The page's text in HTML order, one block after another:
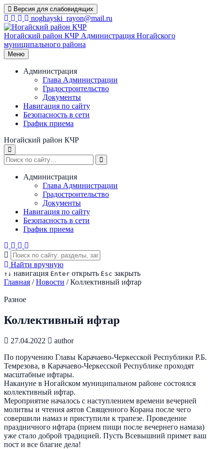
Перейти
к
содержимому
Версия для слабовидящих
noghayski_rayon@mail.ru
Ногайский район КЧР Администрация Ногайского
муниципального района
Меню
Администрация
Глава Администрации
Градостроительство
Документы
Навигация по сайту
Безопасность в сети
График приема
Ногайский район КЧР
Администрация
Глава Администрации
Градостроительство
Документы
Навигация по сайту
Безопасность в сети
График приема
Найти вручную
↑ ↓ навигация Enter открыть Esc закрыть
Главная / Новости / Коллективный ифтар
Разное
Коллективный ифтар
27.04.2022
author
По поручению Главы Карачаево-Черкесской Республики Р.Б.
Темрезова, в Карачаево-Черкесской Республике проходят
масштабные ифтары.
Накануне в Ногайском муниципальном районе состоялся
коллективный ифтар.
Мероприятие началось с наступлением времени вечерней
молитвы и чтения аятов Священного Корана после чего
совершили намаз и приступили к трапезе. Проведение
праздничного ифтара (прием пищи после вечернего намаза)
уже стало доброй традицией. Пусть Всевышний примет ваш
пост и все благие дела!